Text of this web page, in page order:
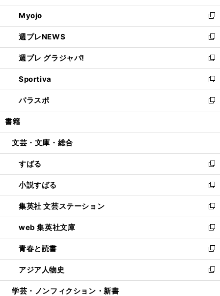
開
く
ウ
で
開
く
ン
ド
ウ
で
開
く
ウ
ィ
ン
ド
ウ
で
開
く
Myojo
新
し
い
ウ
ィ
ン
ド
ウ
で
開
週プレNEWS
新
し
い
ウ
ィ
ン
ド
ウ
開
週プレ グラジャパ!
新
し
い
ウ
ィ
ン
ウ
開
く
Sportiva
新
し
い
ウ
ン
ウ
で
開
く
パラスポ
新
し
ウ
ン
ド
ウ
で
開
く
書籍
文芸・文庫・総合
すばる
新
し
い
ウ
ィ
ン
ド
ウ
で
開
く
小説すばる
新
し
い
ウ
ィ
ン
ド
ウ
で
開
集英社 文芸ステーション
新
し
い
ウ
ィ
ン
ド
ウ
web 集英社文庫
新
し
い
ウ
ィ
ン
青春と読書
新
し
い
ウ
アジア人物史
新
し
学芸・ノンフィクション・新書